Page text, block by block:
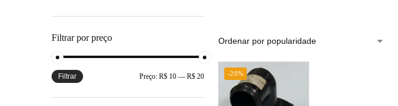
-20%
Filtrar por preço
Filtrar Preço:R$ 10 —R$ 20